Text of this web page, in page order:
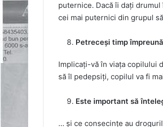
puternice. Dacă îi dați
cei mai puternici din grupul
Petreceși timp
Implicați-vă în viața copilului
să îl pedepsiți, copilul va fi
Este important să
… și ce consecințe au